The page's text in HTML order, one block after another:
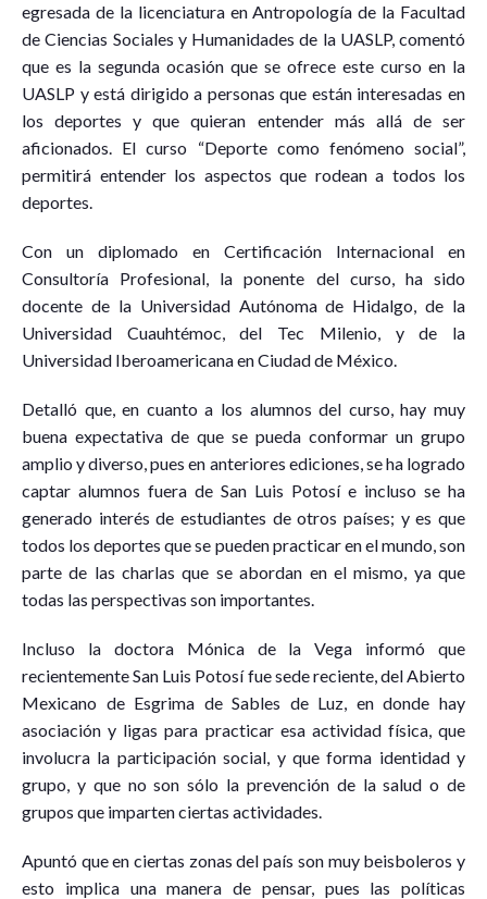
egresada de la licenciatura en Antropología de la Facultad
de Ciencias Sociales y Humanidades de la UASLP, comentó
que es la segunda ocasión que se ofrece este curso en la
UASLP y está dirigido a personas que están interesadas en
los deportes y que quieran entender más allá de ser
aficionados. El curso “Deporte como fenómeno social”,
permitirá entender los aspectos que rodean a todos los
deportes.
Con un diplomado en Certificación Internacional en
Consultoría Profesional, la ponente del curso, ha sido
docente de la Universidad Autónoma de Hidalgo, de la
Universidad Cuauhtémoc, del Tec Milenio, y de la
Universidad Iberoamericana en Ciudad de México.
Detalló que, en cuanto a los alumnos del curso, hay muy
buena expectativa de que se pueda conformar un grupo
amplio y diverso, pues en anteriores ediciones, se ha logrado
captar alumnos fuera de San Luis Potosí e incluso se ha
generado interés de estudiantes de otros países; y es que
todos los deportes que se pueden practicar en el mundo, son
parte de las charlas que se abordan en el mismo, ya que
todas las perspectivas son importantes.
Incluso la doctora Mónica de la Vega informó que
recientemente San Luis Potosí fue sede reciente, del Abierto
Mexicano de Esgrima de Sables de Luz, en donde hay
asociación y ligas para practicar esa actividad física, que
involucra la participación social, y que forma identidad y
grupo, y que no son sólo la prevención de la salud o de
grupos que imparten ciertas actividades.
Apuntó que en ciertas zonas del país son muy beisboleros y
esto implica una manera de pensar, pues las políticas